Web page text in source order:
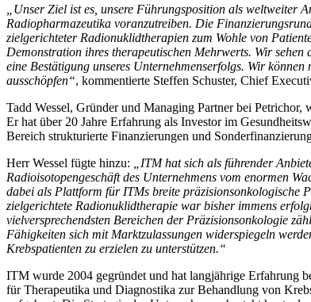
„Unser Ziel ist es, unsere Führungsposition als weltweiter
Radiopharmazeutika voranzutreiben. Die
zielgerichteter Radionuklidtherapien zum Wohle von
Demonstration ihres therapeutischen Mehrwerts. Wir
eine Bestätigung unseres Unternehmenserfolgs. Wir
ausschöpfen“, kommentierte Steffen Schuster, Chief
Tadd Wessel, Gründer und Managing Partner bei
Er hat über 20 Jahre Erfahrung als Investor im
Bereich strukturierte Finanzierungen und
Herr Wessel fügte hinzu:
„ITM hat sich als führender
Radioisotopengeschäft des Unternehmens vom enormen
dabei als Plattform für ITMs breite präzisionsonkologische
zielgerichtete Radionuklidtherapie war bisher immens
vielversprechendsten Bereichen der Präzisionsonkologie
Fähigkeiten sich mit Marktzulassungen widerspiegeln
Krebspatienten zu erzielen zu unterstützen.“
ITM wurde 2004 gegründet und hat langjährige Erfahrung
für Therapeutika und Diagnostika zur Behandlung von